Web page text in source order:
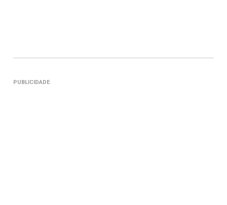
PUBLICIDADE